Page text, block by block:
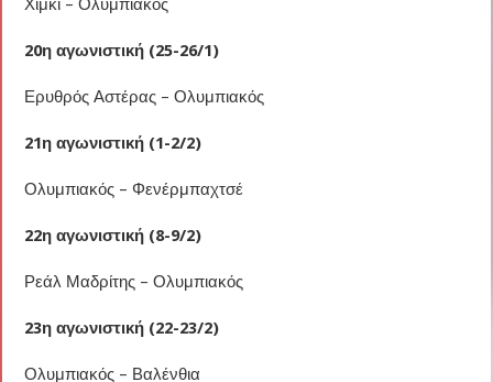
Χίμκι – Ολυμπιακός
20η αγωνιστική (25-26/1)
Ερυθρός Αστέρας – Ολυμπιακός
21η αγωνιστική (1-2/2)
Ολυμπιακός – Φενέρμπαχτσέ
22η αγωνιστική (8-9/2)
Ρεάλ Μαδρίτης – Ολυμπιακός
23η αγωνιστική (22-23/2)
Ολυμπιακός – Βαλένθια